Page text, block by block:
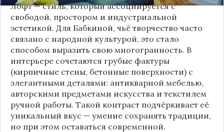
Лофт — стиль, который ассоциируется с
свободой, простором и индустриальной
эстетикой. Для Бабкиной, чьё творчество часто
связано с народной культурой, это стало
способом выразить свою многогранность. В
интерьере сочетаются грубые фактуры
(кирпичные стены, бетонные поверхности) с
элегантными деталями: антикварной мебелью,
авторскими предметами искусства и текстилем
ручной работы. Такой контраст подчёркивает её
уникальный вкус — умение сохранять традиции,
но при этом оставаться современной.